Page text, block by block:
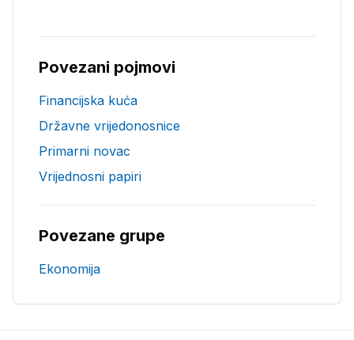
Povezani pojmovi
Financijska kuća
Državne vrijedonosnice
Primarni novac
Vrijednosni papiri
Povezane grupe
Ekonomija